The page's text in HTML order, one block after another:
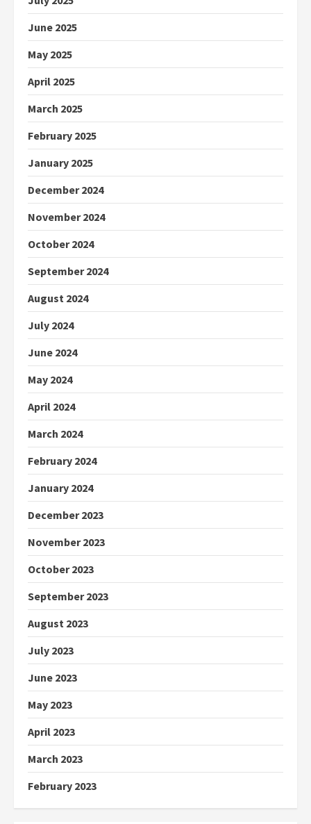
June 2025
May 2025
April 2025
March 2025
February 2025
January 2025
December 2024
November 2024
October 2024
September 2024
August 2024
July 2024
June 2024
May 2024
April 2024
March 2024
February 2024
January 2024
December 2023
November 2023
October 2023
September 2023
August 2023
July 2023
June 2023
May 2023
April 2023
March 2023
February 2023